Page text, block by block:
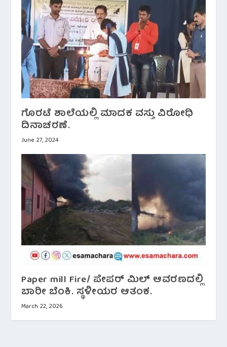
ಗೊರಟೆ ಶಾಲೆಯಲ್ಲಿ ಮಾದಕ ವಸ್ತು ವಿರೋಧಿ
ದಿನಾಚರಣೆ.
June 27, 2024
Paper mill Fire/ ಪೇಪರ್ ಮಿಲ್ ಆವರಣದಲ್ಲಿ
ಬಾರೀ ಬೆಂಕಿ. ಸ್ಥಳೀಯರ ಆತಂಕ.
March 22, 2026